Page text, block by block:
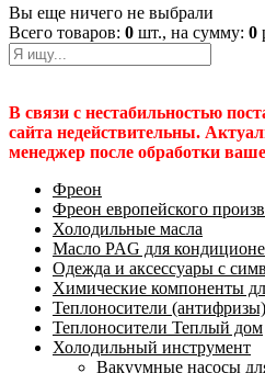
Вы еще ничего не выбрали
Всего товаров: 0 шт., на сумму: 0
В связи с нестабильностью
сайта недействительны.
менеджер после обработки
Фреон
Фреон европейского
Холодильные масла
Масло PAG для
Одежда и аксессуары с
Химические компоненты
Теплоносители
Теплоносители Теплый дом
Холодильный инструмент
Вакуумные насосы